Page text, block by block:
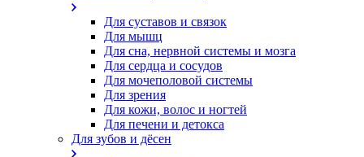
Для суставов и связок
Для мышц
Для сна, нервной системы и мозга
Для сердца и сосудов
Для мочеполовой системы
Для зрения
Для кожи, волос и ногтей
Для печени и детокса
Для зубов и дёсен